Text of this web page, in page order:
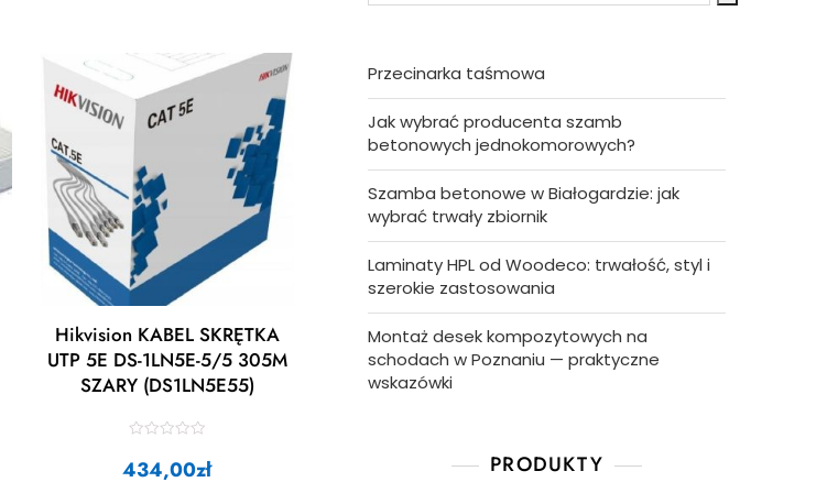
Hikvision KABEL SKRĘTKA
UTP 5E DS-1LN5E-5/5 305M
SZARY (DS1LN5E55)
a
t
434,00zł
Przecinarka taśmowa
Jak wybrać producenta szamb
betonowych jednokomorowych?
Szamba betonowe w Białogardzie: jak
wybrać trwały zbiornik
Laminaty HPL od Woodeco: trwałość, styl i
szerokie zastosowania
Montaż desek kompozytowych na
schodach w Poznaniu — praktyczne
wskazówki
PRODUKTY